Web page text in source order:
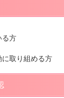
る方
取り組める方